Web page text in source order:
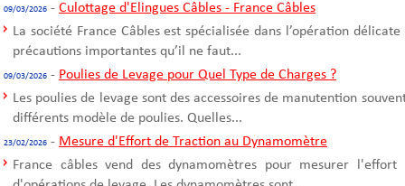
09/03/2026 - Culottage d'Elingues Câbles - France Câbles
La société France Câbles est spécialisée dans l’opération
précautions importantes qu’il ne faut...
09/03/2026 - Poulies de Levage pour Quel Type de Charges ?
Les poulies de levage sont des accessoires de manutention
différents modèle de poulies. Quelles...
23/02/2026 - Mesure d'Effort de Traction au Dynamomètre
France câbles vend des dynamomètres pour mesurer